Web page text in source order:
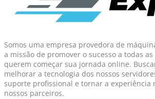
Somos uma empresa provedora de
a missão de promover o sucesso a todas
querem começar sua jornada online.
melhorar a tecnologia dos nossos
suporte profissional e tornar a experiência
nossos parceiros.